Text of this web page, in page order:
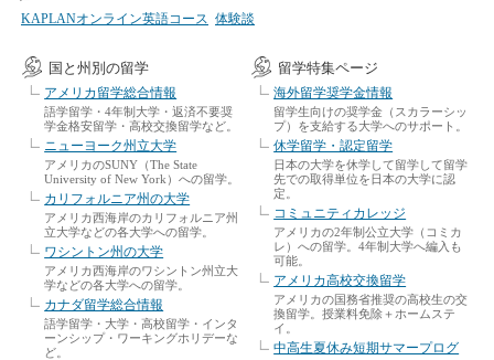
KAPLANオンライン英語コース 体験談
国と州別の留学
アメリカ留学総合情報
語学留学・4年制大学・返済不要奨
学金格安留学・高校交換留学など。
ニューヨーク州立大学
アメリカのSUNY（The State
University of New York）への留学。
カリフォルニア州の大学
アメリカ西海岸のカリフォルニア州
立大学などの各大学への留学。
ワシントン州の大学
アメリカ西海岸のワシントン州立大
学などの各大学への留学。
カナダ留学総合情報
語学留学・大学・高校留学・インタ
ーンシップ・ワーキングホリデーな
ど。
留学特集ページ
海外留学奨学金情報
留学生向けの奨学金（スカラーシッ
プ）を支給する大学へのサポート。
休学留学・認定留学
日本の大学を休学して留学して留学
先での取得単位を日本の大学に認
定。
コミュニティカレッジ
アメリカの2年制公立大学（コミカ
レ）への留学。4年制大学へ編入も
可能。
アメリカ高校交換留学
アメリカの国務省推奨の高校生の交
換留学。授業料免除＋ホームステ
イ。
中高生夏休み短期サマープログ